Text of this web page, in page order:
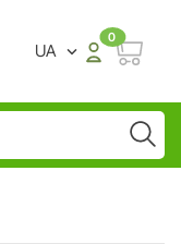
UA 
0